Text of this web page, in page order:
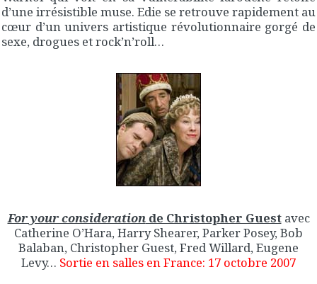
d’une irrésistible muse. Edie se retrouve rapidement au
cœur d’un univers artistique révolutionnaire gorgé de
sexe, drogues et rock’n’roll…
For your considerationde Christopher Guestavec
Catherine O’Hara, Harry Shearer, Parker Posey, Bob
Balaban, Christopher Guest, Fred Willard, Eugene
Levy… Sortie en salles en France: 17 octobre 2007